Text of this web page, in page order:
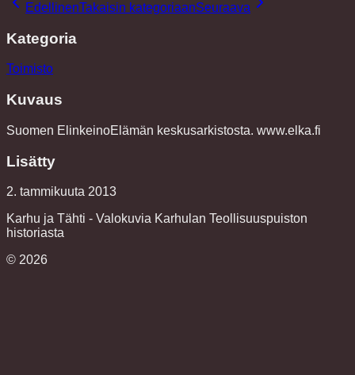
EdellinenTakaisin kategoriaanSeuraava
Kategoria
Toimisto
Kuvaus
Suomen ElinkeinoElämän keskusarkistosta. www.elka.fi
Lisätty
2. tammikuuta 2013
Karhu ja Tähti - Valokuvia Karhulan Teollisuuspuiston
historiasta
© 2026